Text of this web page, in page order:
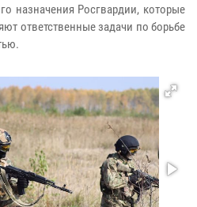
назначения Росгвардии, которые
ответственные задачи по борьбе